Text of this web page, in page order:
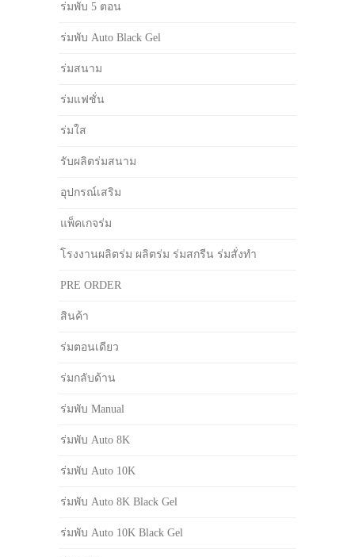
ร่มพับ 5 ตอน
ร่มพับ Auto Black Gel
ร่มสนาม
ร่มแฟชั่น
ร่มใส
รับผลิตร่มสนาม
อุปกรณ์เสริม
แพ็คเกจร่ม
โรงงานผลิตร่ม ผลิตร่ม ร่มสกรีน ร่มสั่งทำ
PRE ORDER
สินค้า
ร่มตอนเดียว
ร่มกลับด้าน
ร่มพับ Manual
ร่มพับ Auto 8K
ร่มพับ Auto 10K
ร่มพับ Auto 8K Black Gel
ร่มพับ Auto 10K Black Gel